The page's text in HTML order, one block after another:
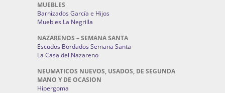
MUEBLES
Barnizados García e Hijos
Muebles La Negrilla
NAZARENOS – SEMANA SANTA
Escudos Bordados Semana Santa
La Casa del Nazareno
NEUMATICOS NUEVOS, USADOS, DE SEGUNDA
MANO Y DE OCASION
Hipergoma